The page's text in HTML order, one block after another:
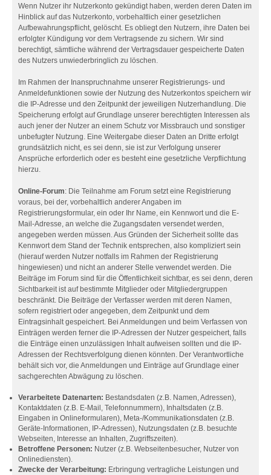
Wenn Nutzer ihr Nutzerkonto gekündigt haben, werden deren Daten im
Hinblick auf das Nutzerkonto, vorbehaltlich einer gesetzlichen
Aufbewahrungspflicht, gelöscht. Es obliegt den Nutzern, ihre Daten bei
erfolgter Kündigung vor dem Vertragsende zu sichern. Wir sind
berechtigt, sämtliche während der Vertragsdauer gespeicherte Daten
des Nutzers unwiederbringlich zu löschen.
Im Rahmen der Inanspruchnahme unserer Registrierungs- und
Anmeldefunktionen sowie der Nutzung des Nutzerkontos speichern wir
die IP-Adresse und den Zeitpunkt der jeweiligen Nutzerhandlung. Die
Speicherung erfolgt auf Grundlage unserer berechtigten Interessen als
auch jener der Nutzer an einem Schutz vor Missbrauch und sonstiger
unbefugter Nutzung. Eine Weitergabe dieser Daten an Dritte erfolgt
grundsätzlich nicht, es sei denn, sie ist zur Verfolgung unserer
Ansprüche erforderlich oder es besteht eine gesetzliche Verpflichtung
hierzu.
Online-Forum: Die Teilnahme am Forum setzt eine Registrierung
voraus, bei der, vorbehaltlich anderer Angaben im
Registrierungsformular, ein oder Ihr Name, ein Kennwort und die E-
Mail-Adresse, an welche die Zugangsdaten versendet werden,
angegeben werden müssen. Aus Gründen der Sicherheit sollte das
Kennwort dem Stand der Technik entsprechen, also kompliziert sein
(hierauf werden Nutzer notfalls im Rahmen der Registrierung
hingewiesen) und nicht an anderer Stelle verwendet werden. Die
Beiträge im Forum sind für die Öffentlichkeit sichtbar, es sei denn, deren
Sichtbarkeit ist auf bestimmte Mitglieder oder Mitgliedergruppen
beschränkt. Die Beiträge der Verfasser werden mit deren Namen,
sofern registriert oder angegeben, dem Zeitpunkt und dem
Eintragsinhalt gespeichert. Bei Anmeldungen und beim Verfassen von
Einträgen werden ferner die IP-Adressen der Nutzer gespeichert, falls
die Einträge einen unzulässigen Inhalt aufweisen sollten und die IP-
Adressen der Rechtsverfolgung dienen könnten. Der Verantwortliche
behält sich vor, die Anmeldungen und Einträge auf Grundlage einer
sachgerechten Abwägung zu löschen.
Verarbeitete Datenarten: Bestandsdaten (z.B. Namen, Adressen),
Kontaktdaten (z.B. E-Mail, Telefonnummern), Inhaltsdaten (z.B.
Eingaben in Onlineformularen), Meta-/Kommunikationsdaten (z.B.
Geräte-Informationen, IP-Adressen), Nutzungsdaten (z.B. besuchte
Webseiten, Interesse an Inhalten, Zugriffszeiten).
Betroffene Personen: Nutzer (z.B. Webseitenbesucher, Nutzer von
Onlinediensten).
Zwecke der Verarbeitung: Erbringung vertragliche Leistungen und